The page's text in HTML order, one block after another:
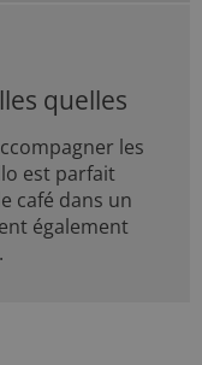
quelles
les
est parfait
café dans un
également